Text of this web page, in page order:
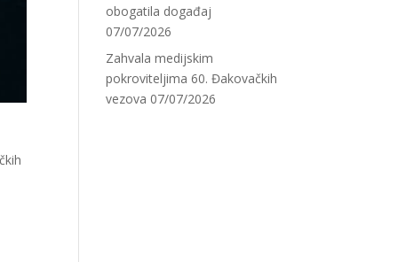
obogatila događaj
07/07/2026
Zahvala medijskim
pokroviteljima 60. Đakovačkih
vezova 07/07/2026